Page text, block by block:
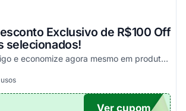
Exclusivo de R$100 Off
selecionados!
Garanta seu código e economize agora mesmo em produtos selecionados!
funcionou
usos
100
Ver cupom